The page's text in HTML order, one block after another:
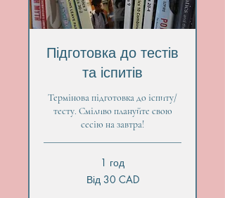
Підготовка до тестів
та іспитів
Термінова підготовка до іспиту/
тесту. Сміливо плануйте свою
сесію на завтра!
1 год
Від 30 CAD